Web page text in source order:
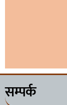
सम्पर्क